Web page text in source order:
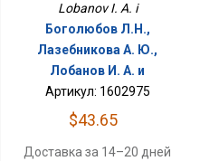
Lobanov I. A. i
Боголюбов Л.Н.,
Лазебникова А. Ю.,
Лобанов И. А. и
Артикул: 1602975
$43.65
Доставка за 14–20 дней